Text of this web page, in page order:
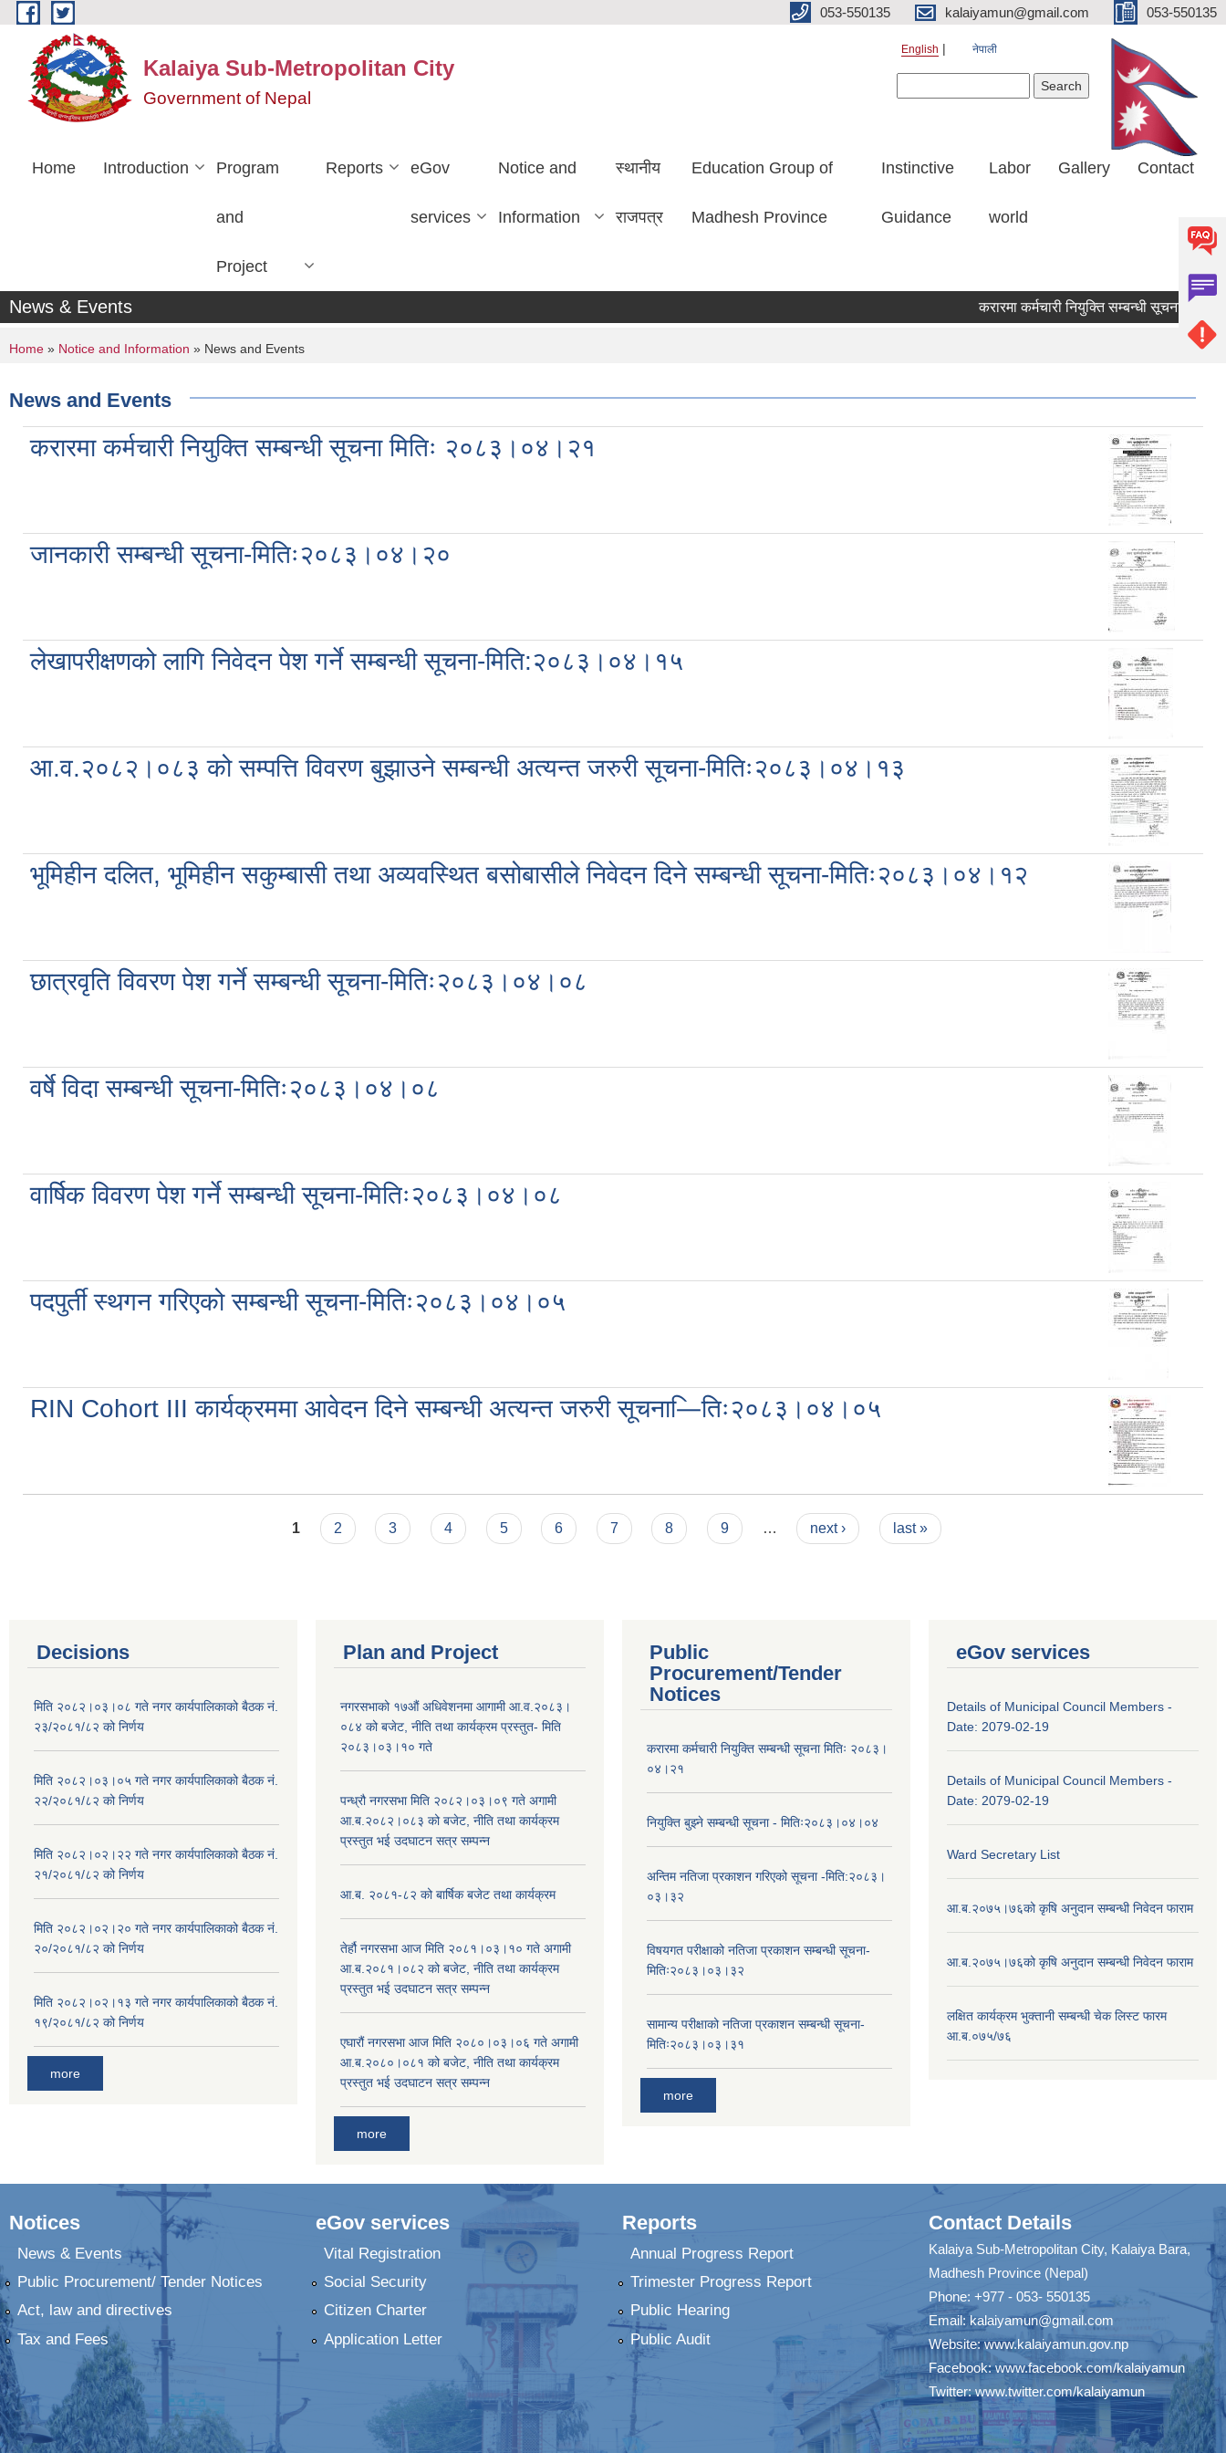
Skip to main content 053-550135 kalaiyamun@gmail.com 053-550135
Kalaiya Sub-Metropolitan City
Government of Nepal
English नेपाली
Home Introduction Program
and
Project
Reports eGov
services
Notice and
Information
स्थानीय
राजपत्र
Education Group of
Madhesh Province
Instinctive
Guidance
Labor
world
Gallery Contact
News & Events करारमा कर्मचारी नियुक्ति सम्बन्धी सूचना मितिः
You are here
Home » Notice and Information » News and Events
News and Events
करारमा कर्मचारी नियुक्ति सम्बन्धी सूचना मितिः २०८३।०४।२१
जानकारी सम्बन्धी सूचना-मितिः२०८३।०४।२०
लेखापरीक्षणको लागि निवेदन पेश गर्ने सम्बन्धी सूचना-मिति:२०८३।०४।१५
आ.व.२०८२।०८३ को सम्पत्ति विवरण बुझाउने सम्बन्धी अत्यन्त जरुरी सूचना-मितिः२०८३।०४।१३
भूमिहीन दलित, भूमिहीन सकुम्बासी तथा अव्यवस्थित बसोबासीले निवेदन दिने सम्बन्धी सूचना-मितिः२०८३।०४।१२
छात्रवृति विवरण पेश गर्ने सम्बन्धी सूचना-मितिः२०८३।०४।०८
वर्षे विदा सम्बन्धी सूचना-मितिः२०८३।०४।०८
वार्षिक विवरण पेश गर्ने सम्बन्धी सूचना-मितिः२०८३।०४।०८
पदपुर्ती स्थगन गरिएको सम्बन्धी सूचना-मितिः२०८३।०४।०५
RIN Cohort III कार्यक्रममा आवेदन दिने सम्बन्धी अत्यन्त जरुरी सूचना—ितिः२०८३।०४।०५
1 2 3 4 5 6 7 8 9 … next › last »
Decisions
मिति २०८२।०३।०८ गते नगर कार्यपालिकाको बैठक नं.
२३/२०८१/८२ को निर्णय
मिति २०८२।०३।०५ गते नगर कार्यपालिकाको बैठक नं.
२२/२०८१/८२ को निर्णय
मिति २०८२।०२।२२ गते नगर कार्यपालिकाको बैठक नं.
२१/२०८१/८२ को निर्णय
मिति २०८२।०२।२० गते नगर कार्यपालिकाको बैठक नं.
२०/२०८१/८२ को निर्णय
मिति २०८२।०२।१३ गते नगर कार्यपालिकाको बैठक नं.
१९/२०८१/८२ को निर्णय
more
Plan and Project
नगरसभाको १७औं अधिवेशनमा आगामी आ.व.२०८३।
०८४ को बजेट, नीति तथा कार्यक्रम प्रस्तुत- मिति
२०८३।०३।१० गते
पन्ध्रौ नगरसभा मिति २०८२।०३।०९ गते अगामी
आ.ब.२०८२।०८३ को बजेट, नीति तथा कार्यक्रम
प्रस्तुत भई उदघाटन सत्र सम्पन्न
आ.ब. २०८१-८२ को बार्षिक बजेट तथा कार्यक्रम
तेर्हौ नगरसभा आज मिति २०८१।०३।१० गते अगामी
आ.ब.२०८१।०८२ को बजेट, नीति तथा कार्यक्रम
प्रस्तुत भई उदघाटन सत्र सम्पन्न
एघारौं नगरसभा आज मिति २०८०।०३।०६ गते अगामी
आ.ब.२०८०।०८१ को बजेट, नीति तथा कार्यक्रम
प्रस्तुत भई उदघाटन सत्र सम्पन्न
more
Public
Procurement/Tender
Notices
करारमा कर्मचारी नियुक्ति सम्बन्धी सूचना मितिः २०८३।
०४।२१
नियुक्ति बुझ्ने सम्बन्धी सूचना - मितिः२०८३।०४।०४
अन्तिम नतिजा प्रकाशन गरिएको सूचना -मिति:२०८३।
०३।३२
विषयगत परीक्षाको नतिजा प्रकाशन सम्बन्धी सूचना-
मितिः२०८३।०३।३२
सामान्य परीक्षाको नतिजा प्रकाशन सम्बन्धी सूचना-
मितिः२०८३।०३।३१
more
eGov services
Details of Municipal Council Members -
Date: 2079-02-19
Details of Municipal Council Members -
Date: 2079-02-19
Ward Secretary List
आ.ब.२०७५।७६को कृषि अनुदान सम्बन्धी निवेदन फाराम
आ.ब.२०७५।७६को कृषि अनुदान सम्बन्धी निवेदन फाराम
लक्षित कार्यक्रम भुक्तानी सम्बन्धी चेक लिस्ट फारम
आ.ब.०७५/७६
Notices
News & Events
Public Procurement/ Tender Notices
Act, law and directives
Tax and Fees
eGov services
Vital Registration
Social Security
Citizen Charter
Application Letter
Reports
Annual Progress Report
Trimester Progress Report
Public Hearing
Public Audit
Contact Details
Kalaiya Sub-Metropolitan City, Kalaiya Bara,
Madhesh Province (Nepal)
Phone: +977 - 053- 550135
Email:kalaiyamun@gmail.com
Website:www.kalaiyamun.gov.np
Facebook:www.facebook.com/kalaiyamun
Twitter:www.twitter.com/kalaiyamun